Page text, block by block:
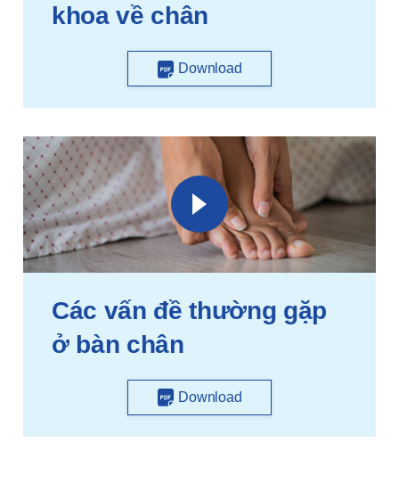
khoa về chân
Download
Các vấn đề thường gặp
ở bàn chân
Download